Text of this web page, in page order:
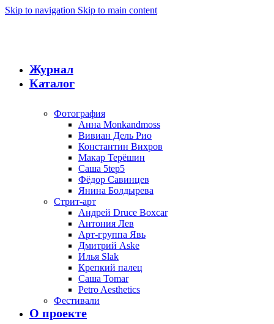
Skip to navigation Skip to main content
Журнал
Каталог
Фотография
Анна Monkandmoss
Вивиан Дель Рио
Константин Вихров
Макар Терёшин
Саша 5tep5
Фёдор Савинцев
Янина Болдырева
Стрит-арт
Андрей Druce Boxcar
Антония Лев
Арт-группа Явь
Дмитрий Aske
Илья Slak
Крепкий палец
Саша Tomar
Petro Aesthetics
Фестивали
О проекте